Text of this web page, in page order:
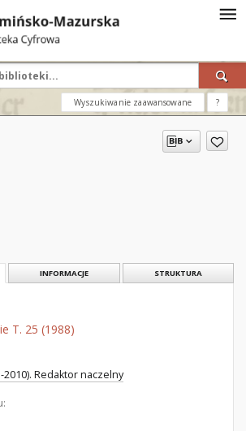
Wyszukiwanie zaawansowane ?
INFORMACJE STRUKTURA
T. 25 (1988)
2010). Redaktor naczelny